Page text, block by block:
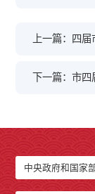
上一篇：四
下一篇：市
中央政府和国家